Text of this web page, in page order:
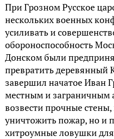
При Грозном Русское
нескольких военных
усиливать и
обороноспособность
Донском были
превратить деревянный
завершил начатое Иван
местным и заграничным
возвести прочные
уничтожить пожар, но и
хитроумные ловушки